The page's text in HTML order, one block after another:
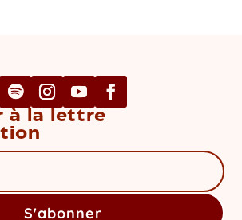
à la lettre
S'abonner